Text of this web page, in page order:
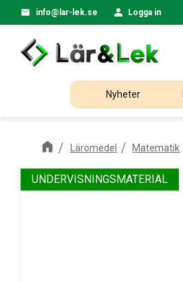
info@lar-lek.se Logga in
Nyheter
Läromedel Matematik
UNDERVISNINGSMATERIAL